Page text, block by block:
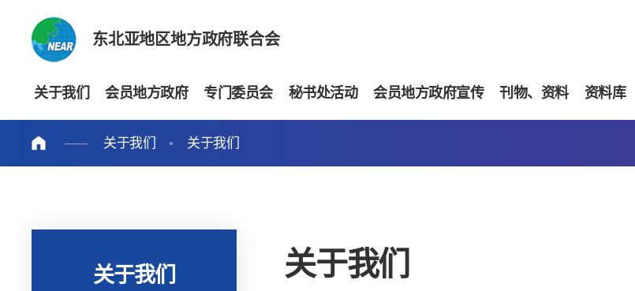
东北亚地区地方政府联合会
关于我们 会员地方政府 专门委员会 秘书处活动 会员地方政府宣传 刊物、资料 资料库
关于我们 关于我们
关于我们 关于我们